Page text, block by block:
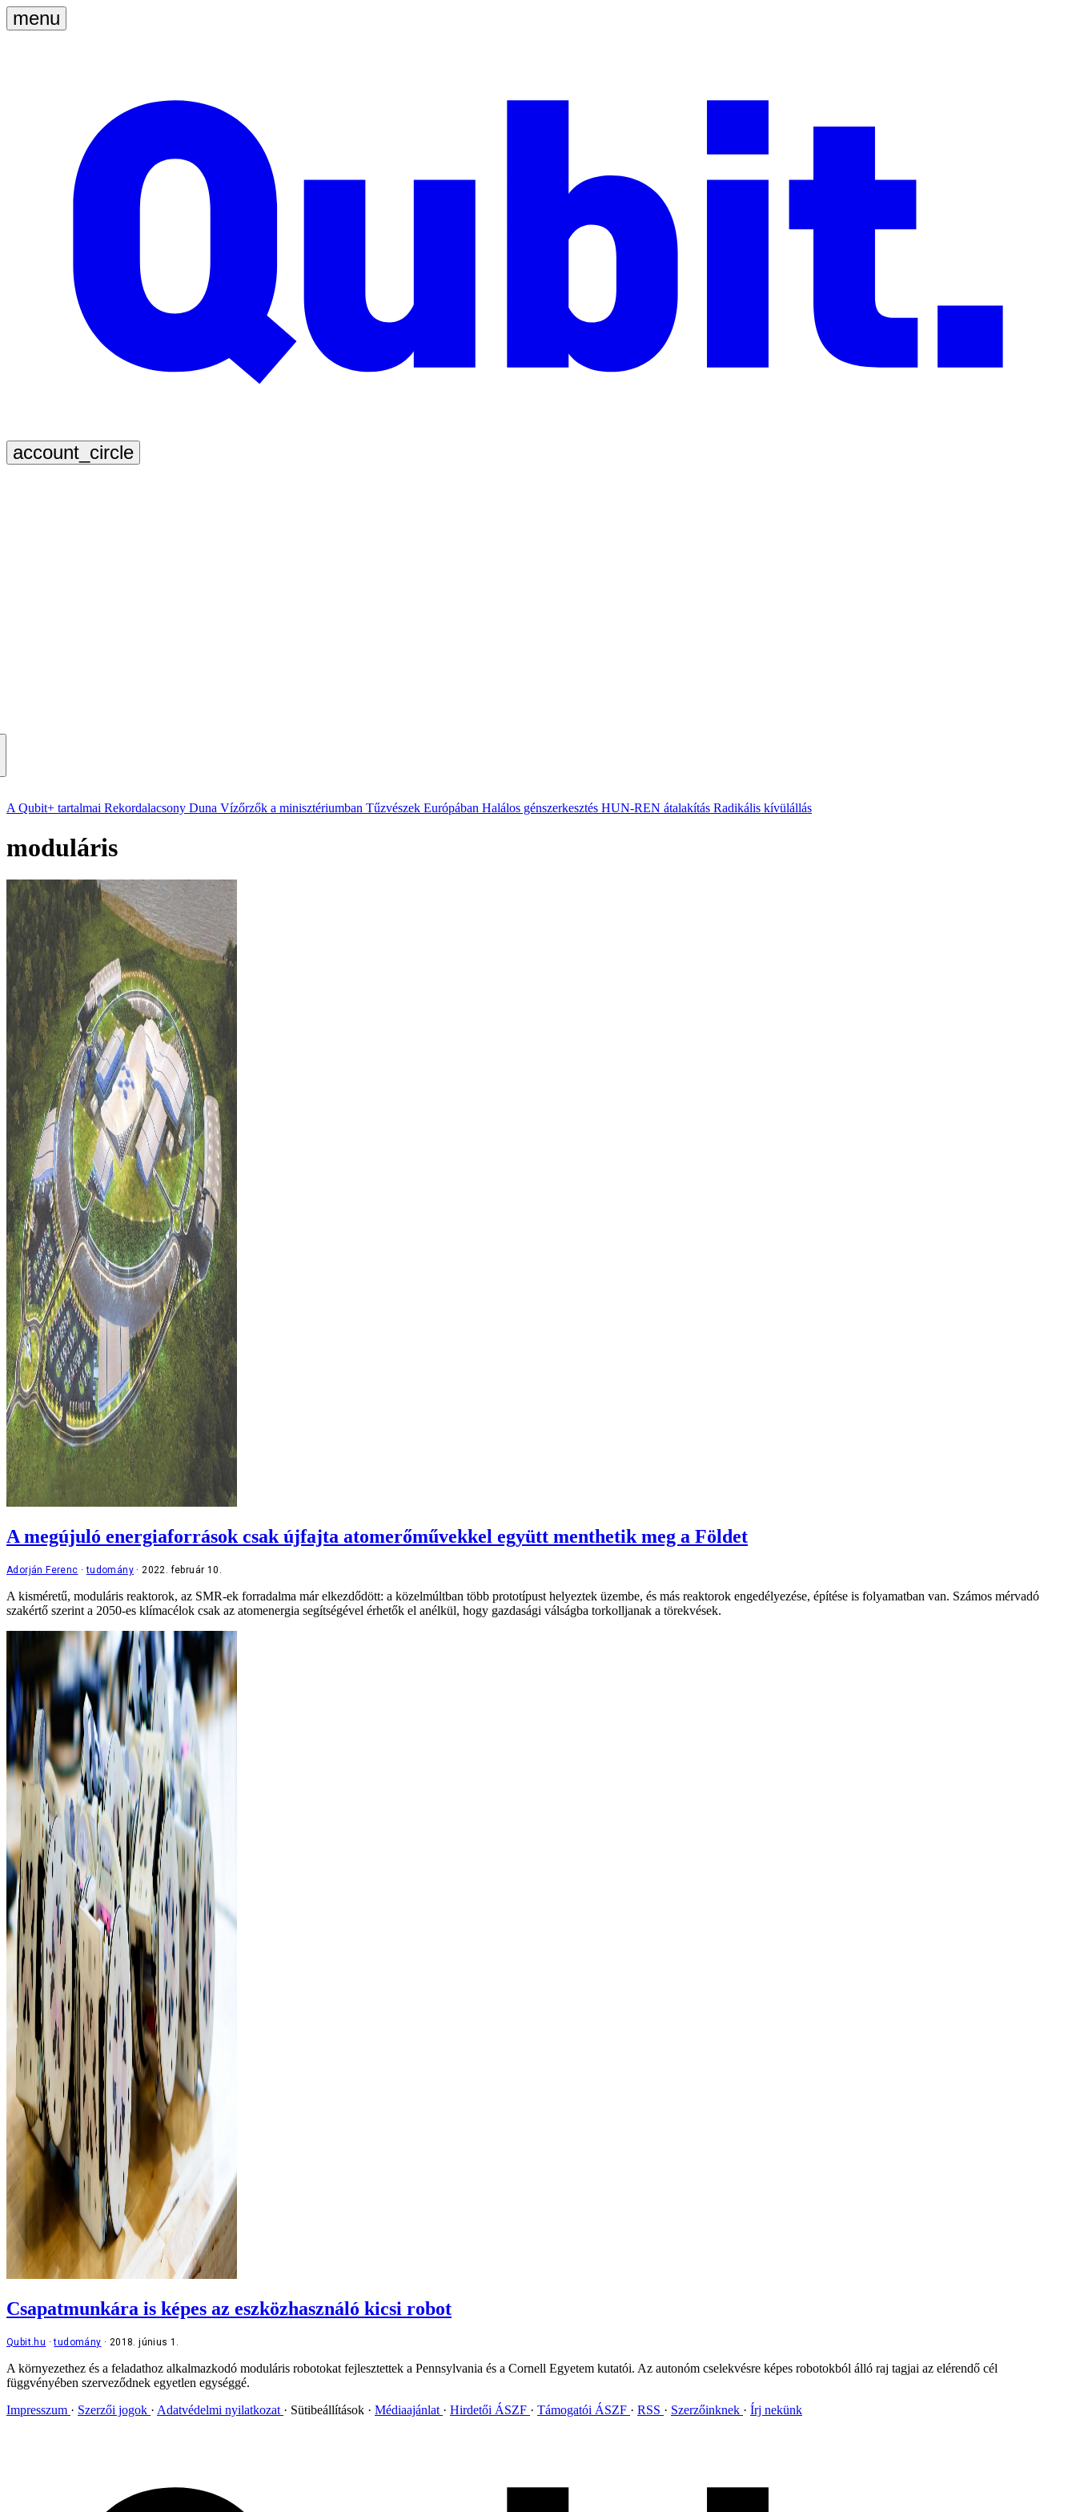
A Qubit+ tartalmai Rekordalacsony Duna Vízőrzők a minisztériumban Tűzvészek Európában Halálos génszerkesztés HUN-REN átalakítás Radikális kívülállás
moduláris
A megújuló energiaforrások csak újfajta atomerőművekkel együtt menthetik meg a Földet
Adorján Ferenc tudomány 2022. február 10.
A kisméretű, moduláris reaktorok, az SMR-ek forradalma már elkezdődött: a közelmúltban több prototípust helyeztek üzembe, és más reaktorok engedélyezése, építése is folyamatban van. Számos mérvadó
szakértő szerint a 2050-es klímacélok csak az atomenergia segítségével érhetők el anélkül, hogy gazdasági válságba torkolljanak a törekvések.
Csapatmunkára is képes az eszközhasználó kicsi robot
Qubit.hu tudomány 2018. június 1.
A környezethez és a feladathoz alkalmazkodó moduláris robotokat fejlesztettek a Pennsylvania és a Cornell Egyetem kutatói. Az autonóm cselekvésre képes robotokból álló raj tagjai az elérendő cél
függvényében szerveződnek egyetlen egységgé.
Impresszum
Szerzői jogok Adatvédelmi nyilatkozat Sütibeállítások Médiaajánlat Hirdetői ÁSZF Támogatói ÁSZF RSS Szerzőinknek Írj nekünk